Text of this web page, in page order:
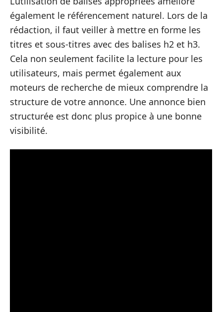
également le référencement naturel. Lors de la
rédaction, il faut veiller à mettre en forme les
titres et sous-titres avec des balises h2 et h3.
Cela non seulement facilite la lecture pour les
utilisateurs, mais permet également aux
moteurs de recherche de mieux comprendre la
structure de votre annonce. Une annonce bien
structurée est donc plus propice à une bonne
visibilité.